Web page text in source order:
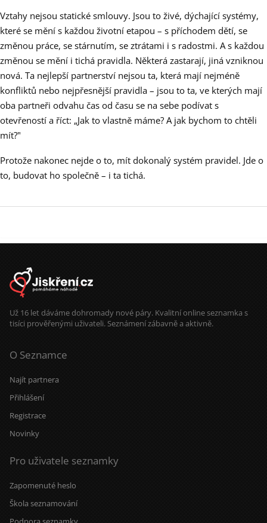
Vztahy nejsou statické smlouvy. Jsou to živé, dýchající systémy,
které se mění s každou životní etapou – s příchodem dětí, se
změnou práce, se stárnutím, se ztrátami i s radostmi. A s každou
změnou se mění i tichá pravidla. Některá zastarají, jiná vzniknou
nová. Ta nejlepší partnerství nejsou ta, která mají nejméně
konfliktů nebo nejpřesnější pravidla – jsou to ta, ve kterých mají
oba partneři odvahu čas od času se na sebe podívat s
otevřeností a říct: „Jak to vlastně máme? A jak bychom to chtěli
mít?"
Protože nakonec nejde o to, mít dokonalý systém pravidel. Jde o
to, budovat ho společně – i ta tichá.
Už 16 let dáváme dohromady nové páry. Kvalitní online seznamka s
tisíci prověřenými uživateli. Seznámení zábavně a aktivně.
O Seznamce
Najít partnera
Přihlášení
Registrace
Novinky
Pro uživatele seznamky
Zapomenuté heslo
Škola seznamování